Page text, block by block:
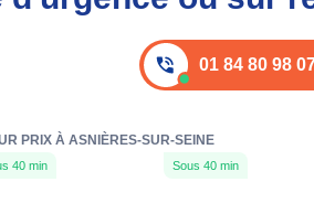
01 84 80 98
PRIX À ASNIÈRES-SUR-SEINE
40 min Sous 40 min